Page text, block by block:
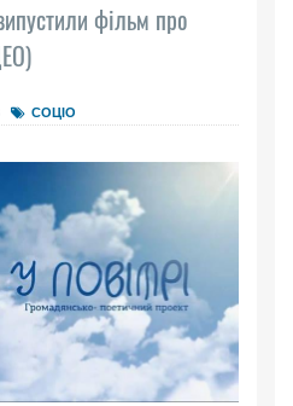
фільм про
СОЦІО